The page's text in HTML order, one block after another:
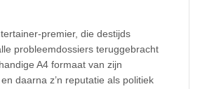
premier, die destijds
probleemdossiers teruggebracht
A4 formaat van zijn
daarna z’n reputatie als politiek